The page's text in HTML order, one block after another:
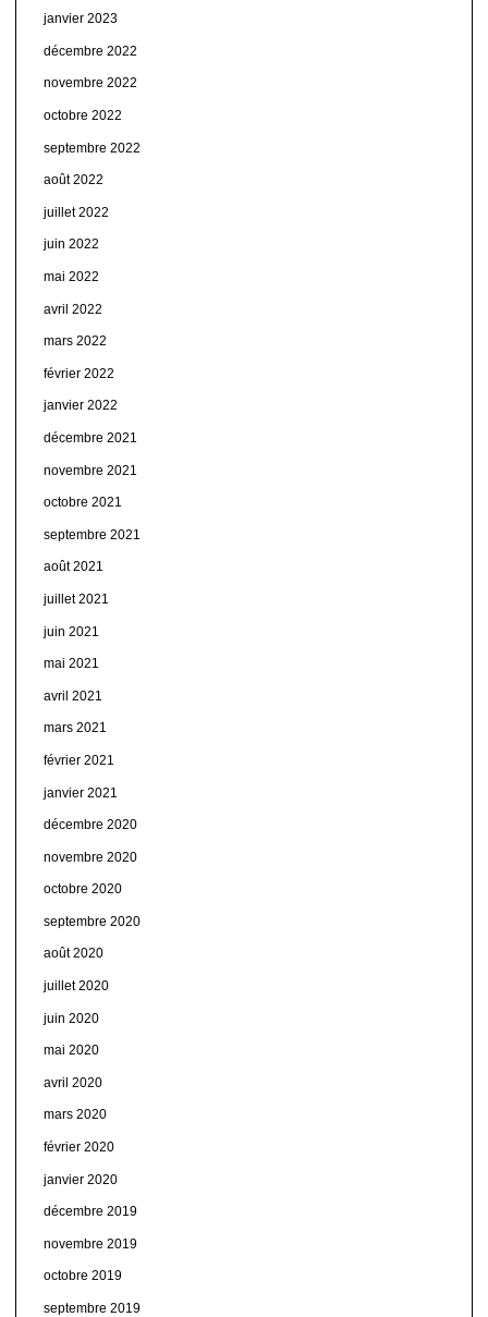
janvier 2023
décembre 2022
novembre 2022
octobre 2022
septembre 2022
août 2022
juillet 2022
juin 2022
mai 2022
avril 2022
mars 2022
février 2022
janvier 2022
décembre 2021
novembre 2021
octobre 2021
septembre 2021
août 2021
juillet 2021
juin 2021
mai 2021
avril 2021
mars 2021
février 2021
janvier 2021
décembre 2020
novembre 2020
octobre 2020
septembre 2020
août 2020
juillet 2020
juin 2020
mai 2020
avril 2020
mars 2020
février 2020
janvier 2020
décembre 2019
novembre 2019
octobre 2019
septembre 2019